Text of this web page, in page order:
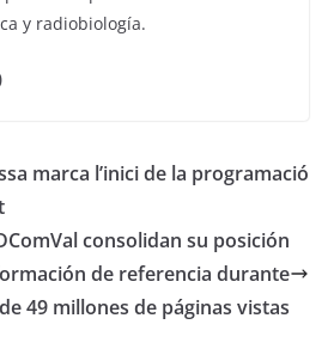
y radiobiología.
marca l’inici de la programació
consolidan su posición
de referencia durante
49 millones de páginas vistas